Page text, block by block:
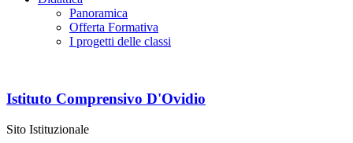
Panoramica
Offerta Formativa
I progetti delle classi
Istituto Comprensivo D'Ovidio
Sito Istituzionale